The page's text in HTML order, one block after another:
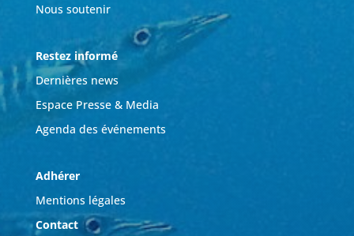
Nous soutenir
Restez informé
Dernières news
Espace Presse & Media
Agenda des événements
Adhérer
Mentions légales
Contact